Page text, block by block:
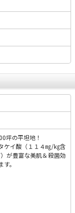
坪の平坦地！
ケイ酸（１１４㎎/㎏含
が豊富な美肌＆殺菌効
。